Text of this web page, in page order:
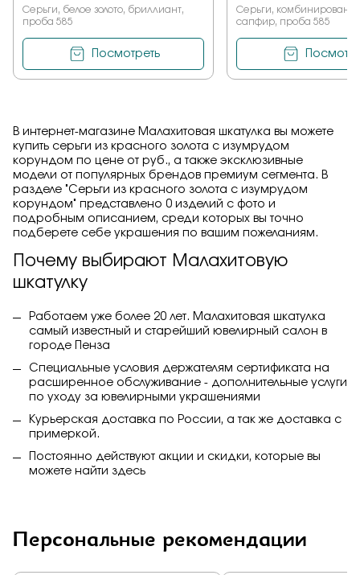
Серьги, белое золото, бриллиант,
проба 585
Посмотреть
Серьги,
сапфир, проба 585
В интернет-магазине Малахитовая шкатулка вы можете
купить серьги из красного золота с изумрудом
корундом по цене от руб., а также эксклюзивные
модели от популярных брендов премиум сегмента. В
разделе "Серьги из красного золота с изумрудом
корундом" представлено 0 изделий с фото и
подробным описанием, среди которых вы точно
подберете себе украшения по вашим пожеланиям.
Почему выбирают Малахитовую
шкатулку
Работаем уже более 20 лет. Малахитовая шкатулка
самый известный и старейший ювелирный салон в
городе Пенза
Специальные условия держателям сертификата на
расширенное обслуживание - дополнительные услуги
по уходу за ювелирными украшениями
Курьерская доставка по России, а так же доставка с
примеркой.
Постоянно действуют акции и скидки, которые вы
можете найти здесь
Персональные рекомендации